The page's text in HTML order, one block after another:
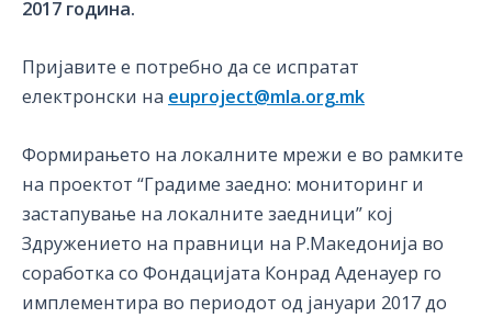
2017 година.
Пријавите е потребно да се испратат
електронски на euproject@mla.org.mk
Формирањето на локалните мрежи е во рамките
на проектот “Градиме заедно: мониторинг и
застапување на локалните заедници” кој
Здружението на правници на Р.Македонија во
соработка со Фондацијата Конрад Аденауер го
имплементира во периодот од јануари 2017 до